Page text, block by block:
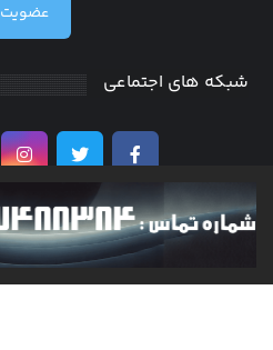
عضویت
شبکه های اجتماعی
کلیه حقوق متعلق به researchinventor می باشد